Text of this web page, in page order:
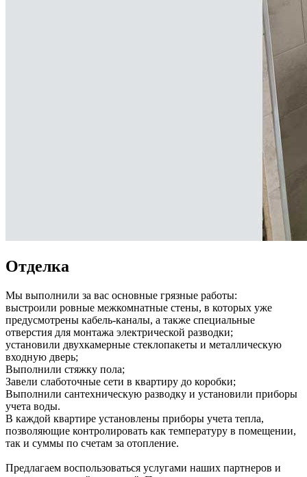
Отделка
Мы выполнили за вас основные грязные работы:
выстроили ровные межкомнатные стены, в которых уже
предусмотрены кабель-каналы, а также специальные
отверстия для монтажа электрической разводки;
установили двухкамерные стеклопакеты и металлическую
входную дверь;
Выполнили стяжку пола;
Завели слаботочные сети в квартиру до коробки;
Выполнили сантехническую разводку и установили приборы
учета воды.
В каждой квартире установлены приборы учета тепла,
позволяющие контролировать как температуру в помещении,
так и суммы по счетам за отопление.
Предлагаем воспользоваться услугами наших партнеров и